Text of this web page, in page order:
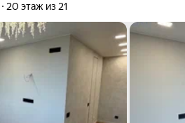
20 этаж из 21